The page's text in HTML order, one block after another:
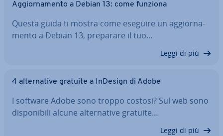
Ag­gior­na­men­to a Debian 13: come funziona
Questa guida ti mostra come eseguire un ag­gior­na­
men­to a Debian 13, preparare il tuo…
Leggi di più
4 al­ter­na­ti­ve gratuite a InDesign di Adobe
I software Adobe sono troppo costosi? Sul web sono
di­spo­ni­bi­li alcune al­ter­na­ti­ve gratuite…
Leggi di più